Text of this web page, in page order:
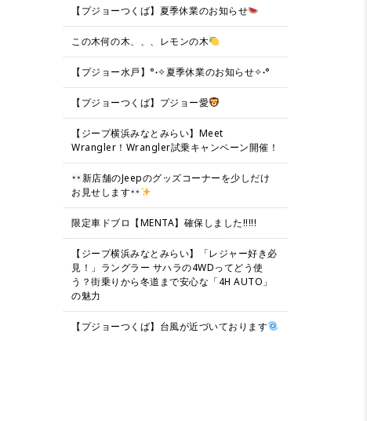
【プジョーつくば】夏季休業のお知らせ
この木何の木、、、レモンの木
【プジョー水戸】°˖✧夏季休業のお知らせ✧˖°
【プジョーつくば】プジョー愛
【ジープ横浜みなとみらい】Meet
Wrangler！Wrangler試乗キャンペーン開催！
新店舗のJeepのグッズコーナーを少しだけ
お見せします
限定車ドブロ【MENTA】確保しました!!!!!
【ジープ横浜みなとみらい】「レジャー好き必
見！」ラングラー サハラの4WDってどう使
う？街乗りから冬道まで安心な「4H AUTO」
の魅力
【プジョーつくば】台風が近づいております